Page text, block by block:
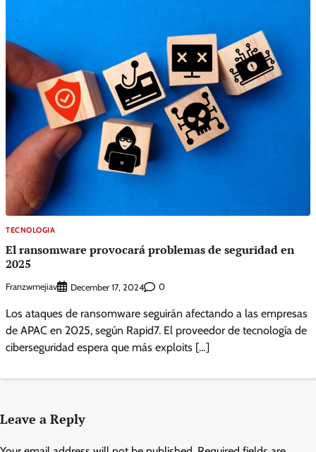
TECNOLOGIA
El ransomware provocará problemas de seguridad en
2025
Franzwmejiav December 17, 2024 0
Los ataques de ransomware seguirán afectando a las empresas
de APAC en 2025, según Rapid7. El proveedor de tecnología de
ciberseguridad espera que más exploits […]
Leave a Reply